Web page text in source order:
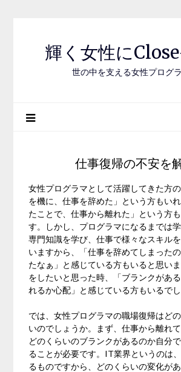
輝く女性に
世の中を支える女性プログ
仕事復帰の不安を
女性プログラマとして活躍してきた方
を機に、仕事を辞めた」という方もい
たことで、仕事から離れた」という方
す。しかし、プログラマになるまでは
専門知識を学び、仕事で様々なスキル
いますから、「仕事を辞めてしまった
たなぁ」と感じている方もいると思い
をしたいと思った時、「ブランクがあ
れるか心配」と感じている方もいるでし
では、女性プログラマの職場復帰はど
いのでしょうか。まず、仕事から離れて
どのくらいのブランクがあるのか自分
ることが必要です。IT業界というのは
るものですから、どのくらいの変化が